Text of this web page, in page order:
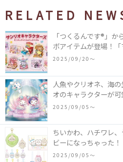
RELATED
「つくるんです®」
ボアイテムが登場！
ん」などミニチュア
のメリーゴーランド
付きのウッドパズル2
2025/09/20〜
人魚やクリオネ、海
オのキャラクターが
2025～マーメイドフ
ズメント施設「ナム
ン」で開催！
2025/09/05〜
ちいかわ、ハチワレ
ビーになっちゃった
ビー)』の催事を全国
2025/09/05〜